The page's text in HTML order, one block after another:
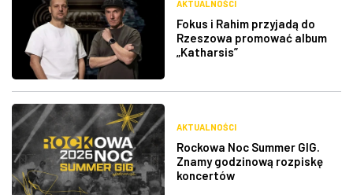
AKTUALNOŚCI
Fokus i Rahim przyjadą do
Rzeszowa promować album
„Katharsis”
AKTUALNOŚCI
Rockowa Noc Summer GIG.
Znamy godzinową rozpiskę
koncertów